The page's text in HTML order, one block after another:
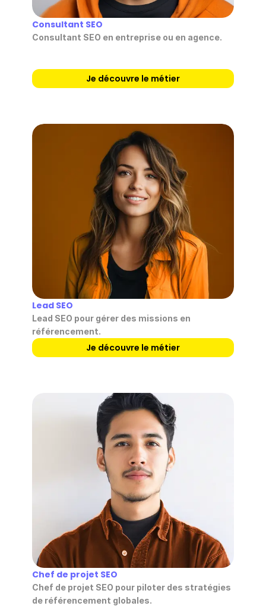
Consultant SEO
Consultant SEO en entreprise ou en agence.
Je découvre le métier
Lead SEO
Lead SEO pour gérer des missions en
référencement.
Je découvre le métier
Chef de projet SEO
Chef de projet SEO pour piloter des stratégies
de référencement globales.